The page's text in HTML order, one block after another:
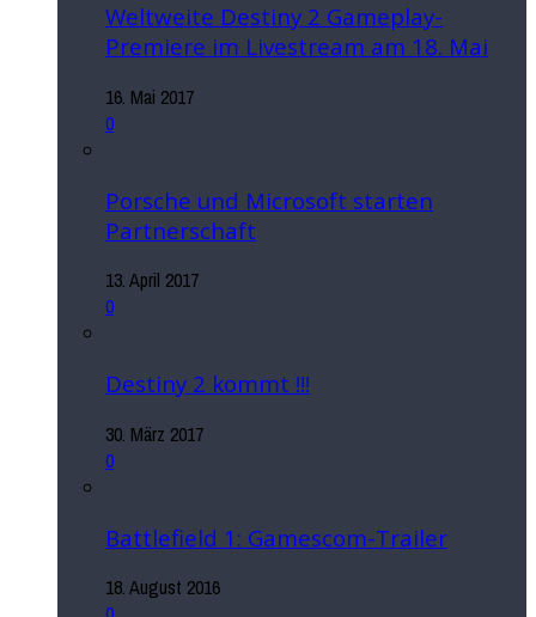
Weltweite Destiny 2 Gameplay-
Premiere im Livestream am 18. Mai
16. Mai 2017
0
Porsche und Microsoft starten
Partnerschaft
13. April 2017
0
Destiny 2 kommt !!!
30. März 2017
0
Battlefield 1: Gamescom-Trailer
18. August 2016